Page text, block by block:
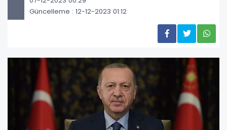
Güncelleme : 12-12-2023 01:12